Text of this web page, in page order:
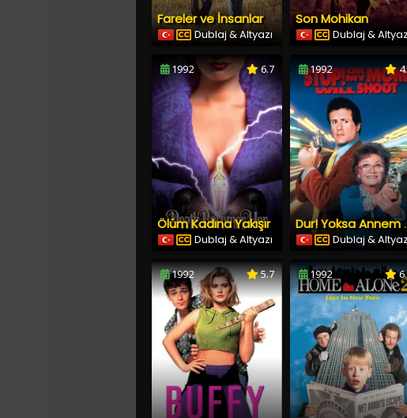
Fareler ve İnsanlar
Dublaj & Altyazı
Son Mohikan
Dublaj &
1992 6.7
Ölüm Kadına Yakışır
Dublaj & Altyazı
1992
Dur!
Dublaj &
1992 5.7 1992